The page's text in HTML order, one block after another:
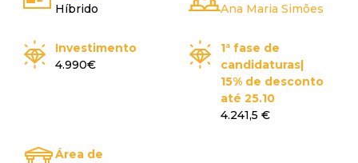
Híbrido
Ana Maria Simões
Investimento
4.990€
1ª fase de
candidaturas|
15% de desconto
até 25.10
4.241,5 €
Área de